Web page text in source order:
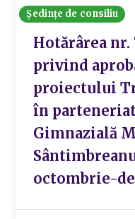
Ședințe de consiliu
Hotărârea nr.
privind
proiectului
în parteneriat
Gimnazială
octombrie-